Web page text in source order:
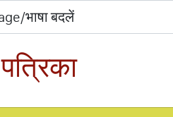
पत्रिका